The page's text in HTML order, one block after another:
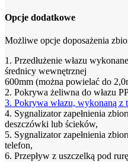
Opcje dodatkowe
Możliwe opcje doposażenia
1. Przedłużenie włazu
średnicy wewnętrznej
600mm (można powielać do
2. Pokrywa żeliwna do włazu
3. Pokrywa włazu, wykonaną
4. Sygnalizator zapełnienia
deszczówki lub ścieków,
5. Sygnalizator zapełnienia
telefon,
6. Przepływ z uszczelką pod